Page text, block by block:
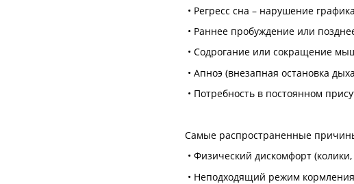
• Регресс сна – нарушение
• Раннее пробуждение или
• Содрогание или сокращение
• Апноэ (внезапная остановка
• Потребность в постоянном
Самые распространенные
• Физический дискомфорт
• Неподходящий режим